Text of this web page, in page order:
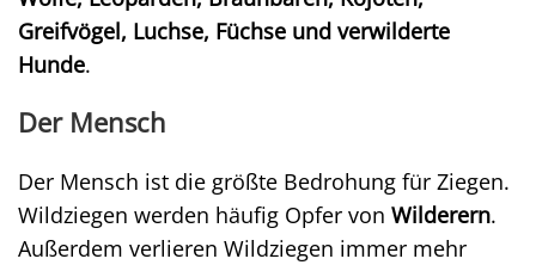
Greifvögel, Luchse, Füchse und verwilderte
Hunde.
Der Mensch
Der Mensch ist die größte Bedrohung für Ziegen.
Wildziegen werden häufig Opfer von Wilderern.
Außerdem verlieren Wildziegen immer mehr